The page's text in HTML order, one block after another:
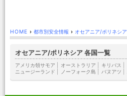
HOME › 都市別安全情報 › オセアニア/ポリネシア
オセアニア/ポリネシア 各国一覧
アメリカ領サモア オーストラリア キリバス
ニュージーランド
ノーフォーク島 バヌアツ